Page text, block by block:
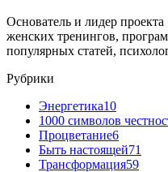
Основатель и лидер
женских тренингов,
популярных статей,
Рубрики
Энергетика10
1000 символов
Процветание6
Быть настоящей71
Трансформация59